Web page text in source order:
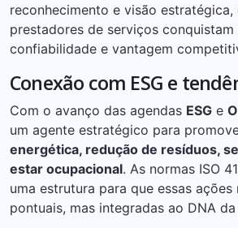
reconhecimento e visão estratégica,
prestadores de serviços conquistam
confiabilidade e vantagem
Conexão com ESG e
Com o avanço das agendas ESG e
um agente estratégico para
energética, redução de resíduos,
estar ocupacional. As normas ISO
uma estrutura para que essas ações
pontuais, mas integradas ao DNA